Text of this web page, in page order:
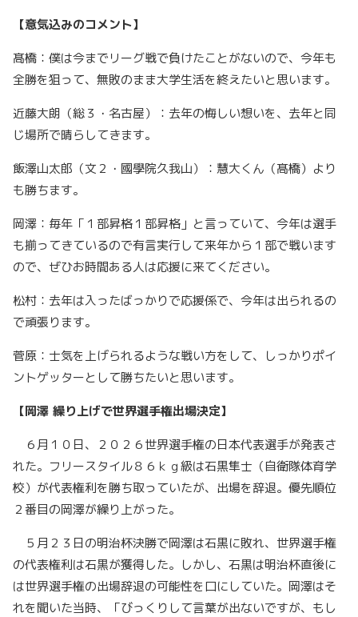
【意気込みのコメント】
髙橋：僕は今までリーグ戦で負けたことがないので、今年も
全勝を狙って、無敗のまま大学生活を終えたいと思います。
近藤大朗（総３・名古屋）：去年の悔しい想いを、去年と同
じ場所で晴らしてきます。
飯澤山太郎（文２・國學院久我山）：慧大くん（髙橋）より
も勝ちます。
岡澤：毎年「１部昇格１部昇格」と言っていて、今年は選手
も揃ってきているので有言実行して来年から１部で戦います
ので、ぜひお時間ある人は応援に来てください。
松村：去年は入ったばっかりで応援係で、今年は出られるの
で頑張ります。
菅原：士気を上げられるような戦い方をして、しっかりポイ
ントゲッターとして勝ちたいと思います。
【岡澤 繰り上げで世界選手権出場決定】
６月１０日、２０２６世界選手権の日本代表選手が発表さ
れた。フリースタイル８６ｋｇ級は石黒隼士（自衛隊体育学
校）が代表権利を勝ち取っていたが、出場を辞退。優先順位
２番目の岡澤が繰り上がった。
５月２３日の明治杯決勝で岡澤は石黒に敗れ、世界選手権
の代表権利は石黒が獲得した。しかし、石黒は明治杯直後に
は世界選手権の出場辞退の可能性を口にしていた。岡澤はそ
れを聞いた当時、「びっくりして言葉が出ないですが、もし